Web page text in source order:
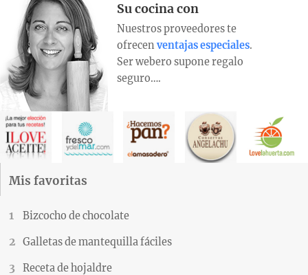
Su cocina con
Nuestros proveedores te
ofrecen ventajas especiales.
Ser webero supone regalo
seguro….
Mis favoritas
Bizcocho de chocolate
Galletas de mantequilla fáciles
Receta de hojaldre